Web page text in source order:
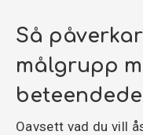
Så
målgrupp
Oavsett vad du vill